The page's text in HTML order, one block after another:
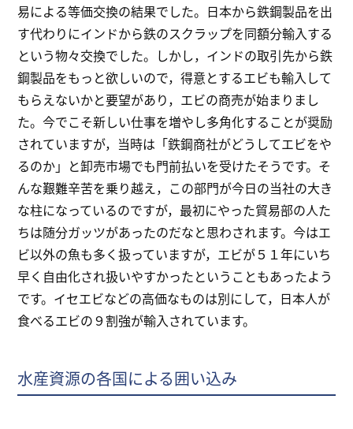
易による等価交換の結果でした。日本から鉄鋼製品を出
す代わりにインドから鉄のスクラップを同額分輸入する
という物々交換でした。しかし，インドの取引先から鉄
鋼製品をもっと欲しいので，得意とするエビも輸入して
もらえないかと要望があり，エビの商売が始まりまし
た。今でこそ新しい仕事を増やし多角化することが奨励
されていますが，当時は「鉄鋼商社がどうしてエビをや
るのか」と卸売市場でも門前払いを受けたそうです。そ
んな艱難辛苦を乗り越え，この部門が今日の当社の大き
な柱になっているのですが，最初にやった貿易部の人た
ちは随分ガッツがあったのだなと思わされます。今はエ
ビ以外の魚も多く扱っていますが，エビが５１年にいち
早く自由化され扱いやすかったということもあったよう
です。イセエビなどの高価なものは別にして，日本人が
食べるエビの９割強が輸入されています。
水産資源の各国による囲い込み